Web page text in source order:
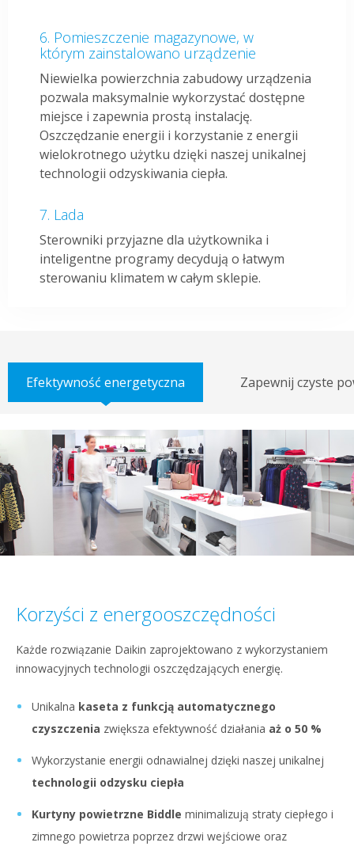
Pomieszczenie magazynowe, w
którym zainstalowano urządzenie
Niewielka powierzchnia zabudowy urządzenia
pozwala maksymalnie wykorzystać dostępne
miejsce i zapewnia prostą instalację.
Oszczędzanie energii i korzystanie z energii
wielokrotnego użytku dzięki naszej unikalnej
technologii odzyskiwania ciepła.
Lada
Sterowniki przyjazne dla użytkownika i
inteligentne programy decydują o łatwym
sterowaniu klimatem w całym sklepie.
Efektywność energetyczna Zapewnij czyste
Korzyści z energooszczędności
Każde rozwiązanie Daikin zaprojektowano z wykorzystaniem
innowacyjnych technologii oszczędzających energię.
Unikalna kaseta z funkcją automatycznego
czyszczenia zwiększa efektywność działania aż o 50 %
Wykorzystanie energii odnawialnej dzięki naszej unikalnej
technologii odzysku ciepła
Kurtyny powietrzne Biddle minimalizują straty ciepłego i
zimnego powietrza poprzez drzwi wejściowe oraz